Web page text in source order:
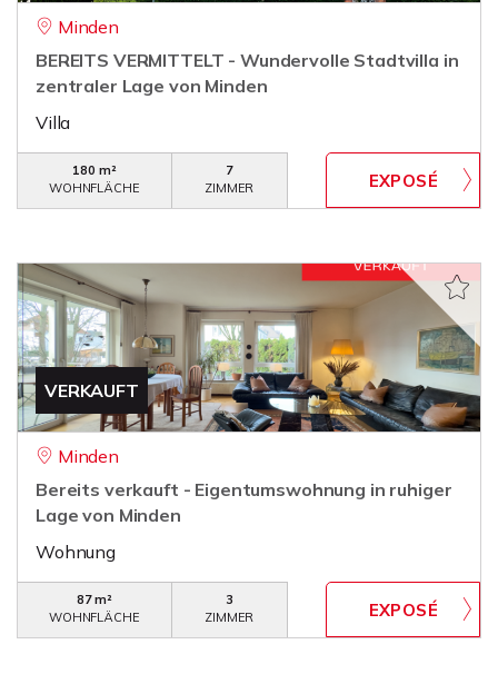
Minden
BEREITS VERMITTELT - Wundervolle Stadtvilla in
zentraler Lage von Minden
Villa
180 m²
WOHNFLÄCHE
7
ZIMMER
VERKAUFT
Minden
Bereits verkauft - Eigentumswohnung in ruhiger
Lage von Minden
Wohnung
87 m²
WOHNFLÄCHE
3
ZIMMER